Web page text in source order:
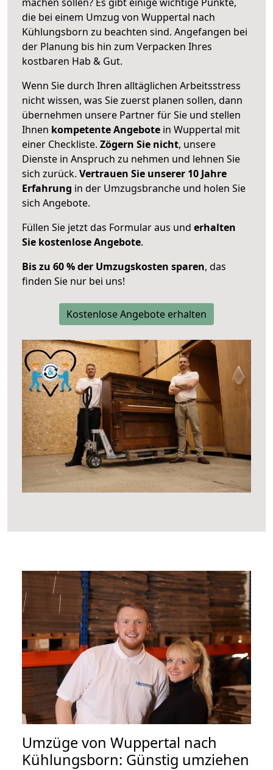
die bei einem Umzug von Wuppertal nach
Kühlungsborn zu beachten sind. Angefangen bei
der Planung bis hin zum Verpacken Ihres
kostbaren Hab & Gut.
Wenn Sie durch Ihren alltäglichen Arbeitsstress
nicht wissen, was Sie zuerst planen sollen, dann
übernehmen unsere Partner für Sie und stellen
Ihnen kompetente Angebote in Wuppertal mit
einer Checkliste. Zögern Sie nicht, unsere
Dienste in Anspruch zu nehmen und lehnen Sie
sich zurück. Vertrauen Sie unserer 10 Jahre
Erfahrung in der Umzugsbranche und holen Sie
sich Angebote.
Füllen Sie jetzt das Formular aus und erhalten
Sie kostenlose Angebote.
Bis zu 60 % der Umzugskosten sparen, das
finden Sie nur bei uns!
Kostenlose Angebote erhalten
Umzüge von Wuppertal nach
Kühlungsborn: Günstig umziehen